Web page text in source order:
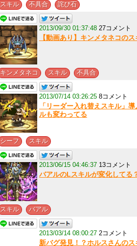
スキル 不具合 詫び石
2013/09/30 01:37:48 27コメント
【動画あり】キンメタネコの
キンメタネコ スキル 不具合
2013/07/14 03:26:25 8コメント
「リーダー入れ替えスキル」
ルも変わってる
シーフ スキル
2013/06/15 04:46:37 13コメント
バアルのLスキルが変化してる
スキル バアル
2013/03/14 08:00:27 2コメント
新バグ発見！？ホルスさんの